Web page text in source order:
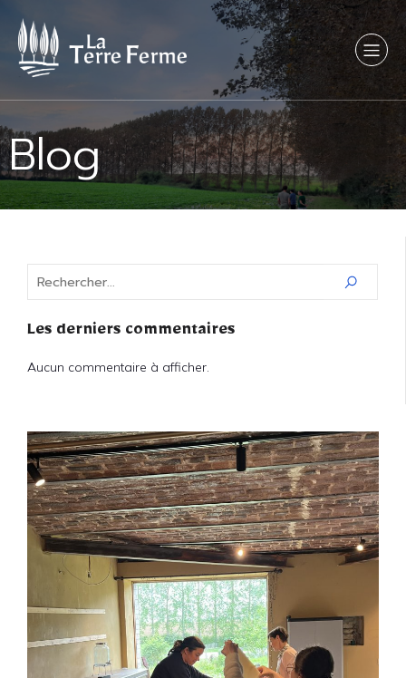
Blog
Les derniers commentaires
Aucun commentaire à afficher.